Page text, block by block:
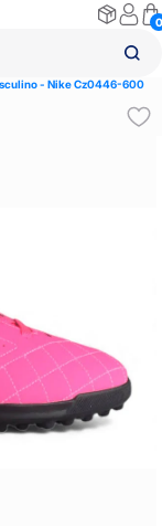
0
- Nike Cz0446-600